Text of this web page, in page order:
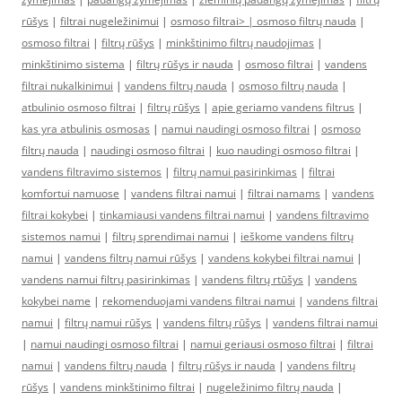
rūšys | filtrai nugeležinimui | osmoso filtrai> | osmoso filtrų nauda |
osmoso filtrai | filtrų rūšys | minkštinimo filtrų naudojimas |
minkštinimo sistema | filtrų rūšys ir nauda | osmoso filtrai | vandens
filtrai nukalkinimui | vandens filtrų nauda | osmoso filtrų nauda |
atbulinio osmoso filtrai | filtrų rūšys | apie geriamo vandens filtrus |
kas yra atbulinis osmosas | namui naudingi osmoso filtrai | osmoso
filtrų nauda | naudingi osmoso filtrai | kuo naudingi osmoso filtrai |
vandens filtravimo sistemos | filtrų namui pasirinkimas | filtrai
komfortui namuose | vandens filtrai namui | filtrai namams | vandens
filtrai kokybei | tinkamiausi vandens filtrai namui | vandens filtravimo
sistemos namui | filtrų sprendimai namui | ieškome vandens filtrų
namui | vandens filtrų namui rūšys | vandens kokybei filtrai namui |
vandens namui filtrų pasirinkimas | vandens filtrų rtūšys | vandens
kokybei name | rekomenduojami vandens filtrai namui | vandens filtrai
namui | filtrų namui rūšys | vandens filtrų rūšys | vandens filtrai namui
| namui naudingi osmoso filtrai | namui geriausi osmoso filtrai | filtrai
namui | vandens filtrų nauda | filtrų rūšys ir nauda | vandens filtrų
rūšys | vandens minkštinimo filtrai | nugeležinimo filtrų nauda |